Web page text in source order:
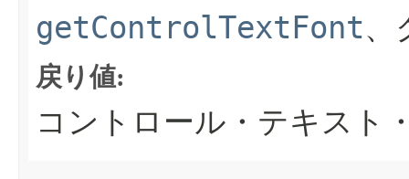
getControlTextFont、
戻り値:
コントロール・テキスト